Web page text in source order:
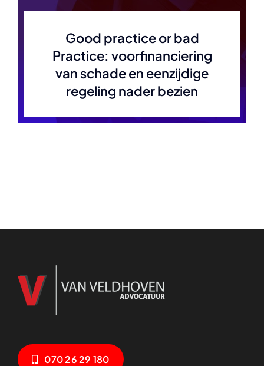
Good practice or bad
Practice: voorfinanciering
van schade en eenzijdige
regeling nader bezien
070 26 29 180